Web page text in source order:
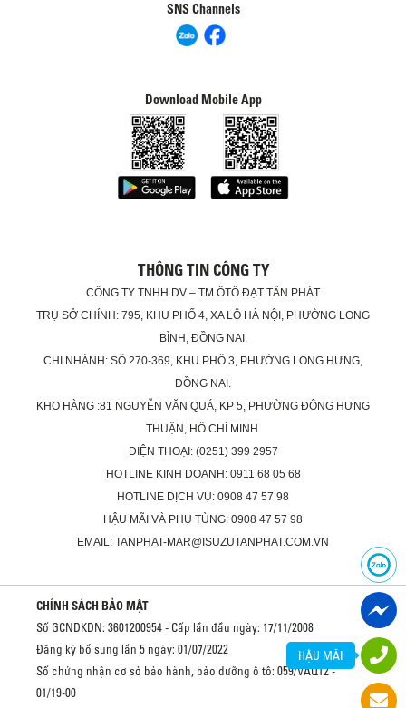
SNS Channels
Download Mobile App
THÔNG TIN CÔNG TY
CÔNG TY TNHH DV – TM ÔTÔ ĐẠT TẤN PHÁT
TRỤ SỞ CHÍNH: 795, KHU PHỐ 4, XA LỘ HÀ NỘI, PHƯỜNG LONG
BÌNH, ĐỒNG NAI.
CHI NHÁNH: SỐ 270-369, KHU PHỐ 3, PHƯỜNG LONG HƯNG,
ĐỒNG NAI.
KHO HÀNG :81 NGUYỄN VĂN QUÁ, KP 5, PHƯỜNG ĐÔNG HƯNG
THUẬN, HỒ CHÍ MINH.
ĐIỆN THOẠI: (0251) 399 2957
HOTLINE KINH DOANH: 0911 68 05 68
HOTLINE DỊCH VỤ: 0908 47 57 98
HẬU MÃI VÀ PHỤ TÙNG: 0908 47 57 98
EMAIL: TANPHAT-MAR@ISUZUTANPHAT.COM.VN
CHÍNH SÁCH BẢO MẬT
Số GCNDKDN: 3601200954 - Cấp lần đầu ngày: 17/11/2008
Đăng ký bổ sung lần 5 ngày: 01/07/2022
Số chứng nhận cơ sở bảo hành, bảo dưỡng ô tô: 059/VAQ12 -
01/19-00
HẬU MÃI